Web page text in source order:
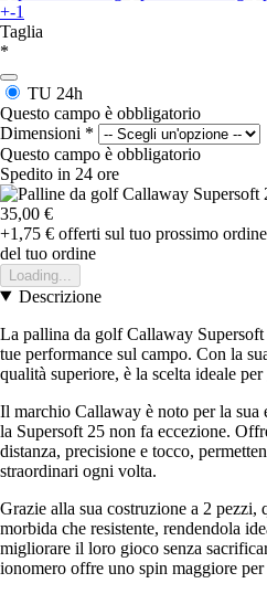
+-1
Taglia
*
TU 24h
Questo campo è obbligatorio
Dimensioni *
Questo campo è obbligatorio
Spedito in 24 ore
35,00 €
+1,75 € offerti sul tuo prossimo ordine
del tuo ordine
Loading...
Descrizione
La pallina da golf Callaway
tue performance sul campo. Con la
qualità superiore, è la scelta ideale
Il marchio Callaway è noto per la sua
la Supersoft 25 non fa eccezione.
distanza, precisione e tocco,
straordinari ogni volta.
Grazie alla sua costruzione a 2 pezzi,
morbida che resistente, rendendola
migliorare il loro gioco senza
ionomero offre uno spin maggiore